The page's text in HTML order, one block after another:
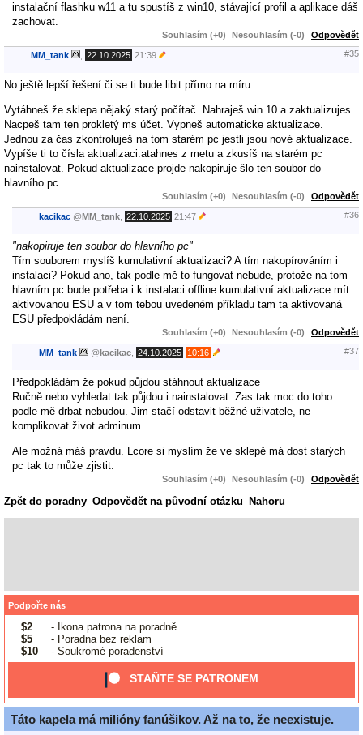
instalační flashku w11 a tu spustíš z win10, stávající profil a aplikace dáš
zachovat.
Souhlasím (+0) Nesouhlasím (-0) Odpovědět
MM_tank 22.10.2025 21:39 #35
No ještě lepší řešení či se ti bude libit přímo na míru.
Vytáhneš že sklepa nějaký starý počítač. Nahraješ win 10 a zaktualizujes.
Nacpeš tam ten prokletý ms účet. Vypneš automaticke aktualizace.
Jednou za čas zkontroluješ na tom starém pc jestli jsou nové aktualizace.
Vypíše ti to čísla aktualizaci.atahnes z metu a zkusíš na starém pc
nainstalovat. Pokud aktualizace projde nakopiruje šlo ten soubor do
hlavního pc
Souhlasím (+0) Nesouhlasím (-0) Odpovědět
kacikac @MM_tank 22.10.2025 21:47 #36
"nakopiruje ten soubor do hlavního pc"
Tím souborem myslíš kumulativní aktualizaci? A tím nakopírováním i
instalaci? Pokud ano, tak podle mě to fungovat nebude, protože na tom
hlavním pc bude potřeba i k instalaci offline kumulativní aktualizace mít
aktivovanou ESU a v tom tebou uvedeném příkladu tam ta aktivovaná
ESU předpokládám není.
Souhlasím (+0) Nesouhlasím (-0) Odpovědět
MM_tank @kacikac 24.10.2025 10:16 #37
Předpokládám že pokud půjdou stáhnout aktualizace
Ručně nebo vyhledat tak půjdou i nainstalovat. Zas tak moc do toho
podle mě drbat nebudou. Jim stačí odstavit běžné uživatele, ne
komplikovat život adminum.
Ale možná máš pravdu. Lcore si myslím že ve sklepě má dost starých
pc tak to může zjistit.
Souhlasím (+0) Nesouhlasím (-0) Odpovědět
Zpět do poradny Odpovědět na původní otázku Nahoru
Podpořte nás
$2
- Ikona patrona na poradně
$5
- Poradna bez reklam
$10
- Soukromé poradenství
STAŇTE SE PATRONEM
Táto kapela má milióny fanúšikov. Až na to, že neexistuje.